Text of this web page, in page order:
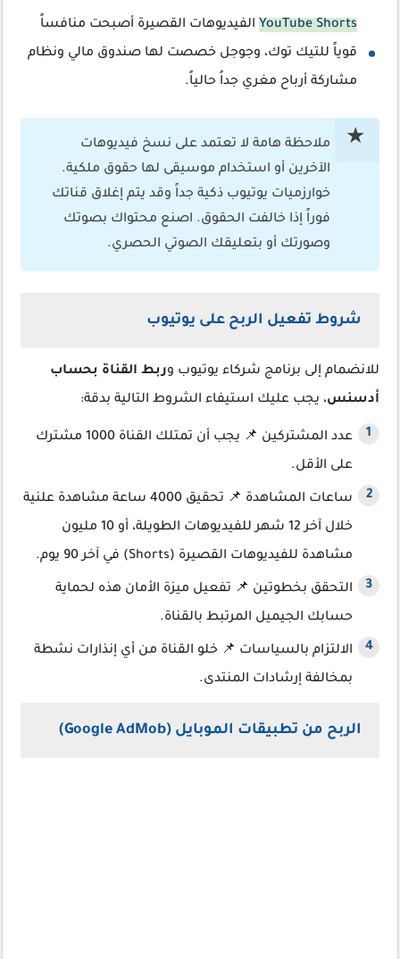
YouTube Shorts الفيديوهات القصيرة أصبحت منافساً
قوياً للتيك توك، وجوجل خصصت لها صندوق مالي ونظام
مشاركة أرباح مغري جداً حالياً.
ملاحظة هامة لا تعتمد على نسخ فيديوهات
الآخرين أو استخدام موسيقى لها حقوق ملكية.
خوارزميات يوتيوب ذكية جداً وقد يتم إغلاق قناتك
فوراً إذا خالفت الحقوق. اصنع محتواك بصوتك
وصورتك أو بتعليقك الصوتي الحصري.
شروط تفعيل الربح على يوتيوب
للانضمام إلى برنامج شركاء يوتيوب وربط القناة بحساب
أدسنس، يجب عليك استيفاء الشروط التالية بدقة:
عدد المشتركين 📌 يجب أن تمتلك القناة 1000 مشترك
على الأقل.
ساعات المشاهدة 📌 تحقيق 4000 ساعة مشاهدة علنية
خلال آخر 12 شهر للفيديوهات الطويلة، أو 10 مليون
مشاهدة للفيديوهات القصيرة (Shorts) في آخر 90 يوم.
التحقق بخطوتين 📌 تفعيل ميزة الأمان هذه لحماية
حسابك الجيميل المرتبط بالقناة.
الالتزام بالسياسات 📌 خلو القناة من أي إنذارات نشطة
بمخالفة إرشادات المنتدى.
الربح من تطبيقات الموبايل (Google AdMob)